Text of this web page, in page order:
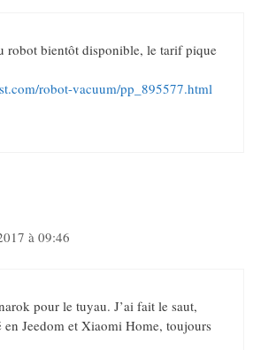
robot bientôt disponible, le tarif pique
robot-vacuum/pp_895577.html
à 09:46
pour le tuyau. J’ai fait le saut,
en Jeedom et Xiaomi Home, toujours